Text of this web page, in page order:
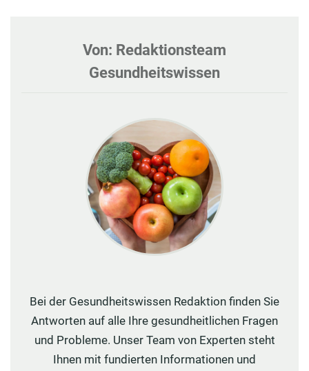
Von: Redaktionsteam
Gesundheitswissen
Bei der Gesundheitswissen Redaktion finden Sie
Antworten auf alle Ihre gesundheitlichen Fragen
und Probleme. Unser Team von Experten steht
Ihnen mit fundierten Informationen und